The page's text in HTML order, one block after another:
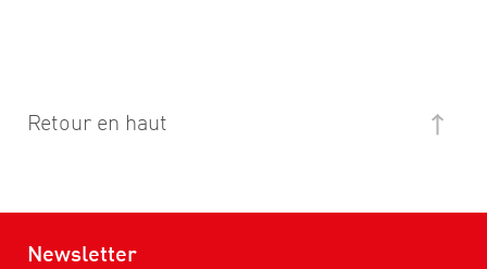
Retour en haut
Newsletter